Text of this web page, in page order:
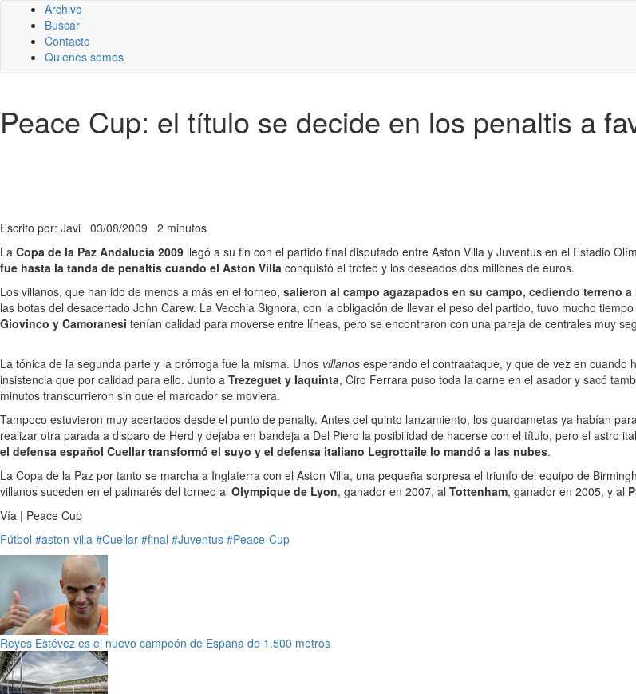
Archivo
Buscar
Contacto
Quienes somos
Peace Cup: el título se decide en los penaltis a
Escrito por: Javi 03/08/2009 2 minutos
La Copa de la Paz Andalucía 2009 llegó a su fin con el partido final disputado entre Aston Villa y Juventus en el Estadio
fue hasta la tanda de penaltis cuando el Aston Villa conquistó el trofeo y los deseados dos millones de euros.
Los villanos, que han ido de menos a más en el torneo, salieron al campo agazapados en su campo, cediendo terreno
las botas del desacertado John Carew. La Vecchia Signora, con la obligación de llevar el peso del partido, tuvo mucho
Giovinco y Camoranesi tenían calidad para moverse entre líneas, pero se encontraron con una pareja de centrales muy
La tónica de la segunda parte y la prórroga fue la misma. Unos villanos esperando el contraataque, y que de vez en cuando
insistencia que por calidad para ello. Junto a Trezeguet y Iaquinta, Ciro Ferrara puso toda la carne en el asador y sacó
minutos transcurrieron sin que el marcador se moviera.
Tampoco estuvieron muy acertados desde el punto de penalty. Antes del quinto lanzamiento, los guardametas ya habían
realizar otra parada a disparo de Herd y dejaba en bandeja a Del Piero la posibilidad de hacerse con el título, pero el astro
el defensa español Cuellar transformó el suyo y el defensa italiano Legrottaile lo mandó a las nubes.
La Copa de la Paz por tanto se marcha a Inglaterra con el Aston Villa, una pequeña sorpresa el triunfo del equipo de
villanos suceden en el palmarés del torneo al Olympique de Lyon, ganador en 2007, al Tottenham, ganador en 2005, y al
Vía | Peace Cup
Fútbol #aston-villa #Cuellar #final #Juventus #Peace-Cup
Reyes Estévez es el nuevo campeón de España de 1.500 metros